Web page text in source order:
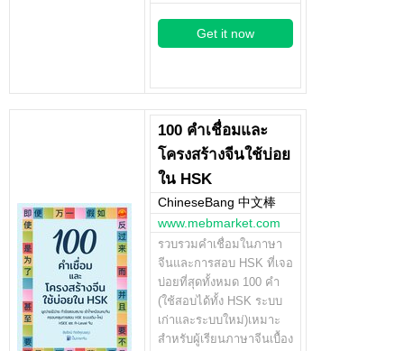
Get it now
100 คำเชื่อมและ
โครงสร้างจีนใช้บ่อย
ใน HSK
ChineseBang 中文棒
www.mebmarket.com
รวบรวมคำเชื่อมในภาษา
จีนและการสอบ HSK ที่เจอ
บ่อยที่สุดทั้งหมด 100 คำ
(ใช้สอบได้ทั้ง HSK ระบบ
เก่าและระบบใหม่)เหมาะ
สำหรับผู้เรียนภาษาจีนเบื้อง